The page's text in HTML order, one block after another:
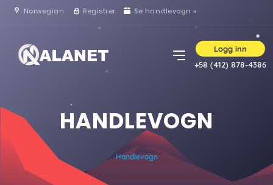
Norwegian Registrer Se handlevogn »
Logg inn
+58 (412) 878-4386
HANDLEVOGN
Handlevogn